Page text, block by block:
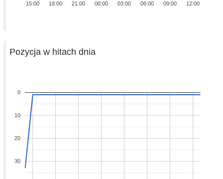
15:00 18:00 21:00 00:00 03:00 06:00 09:00 12:00
Pozycja w hitach dnia
0
10
20
30